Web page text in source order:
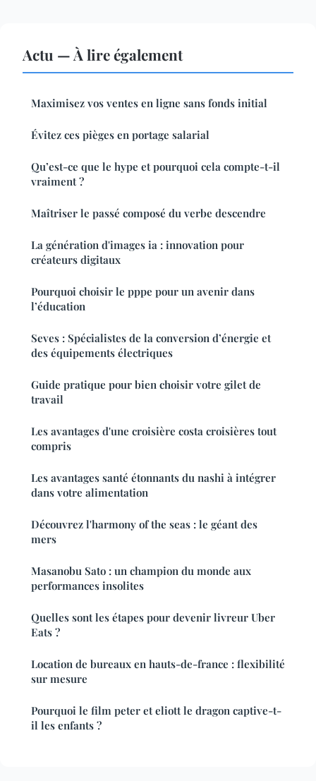
Actu — À lire également
Maximisez vos ventes en ligne sans fonds initial
Évitez ces pièges en portage salarial
Qu’est-ce que le hype et pourquoi cela compte-t-il
vraiment ?
Maîtriser le passé composé du verbe descendre
La génération d'images ia : innovation pour
créateurs digitaux
Pourquoi choisir le pppe pour un avenir dans
l’éducation
Seves : Spécialistes de la conversion d’énergie et
des équipements électriques
Guide pratique pour bien choisir votre gilet de
travail
Les avantages d'une croisière costa croisières tout
compris
Les avantages santé étonnants du nashi à intégrer
dans votre alimentation
Découvrez l'harmony of the seas : le géant des
mers
Masanobu Sato : un champion du monde aux
performances insolites
Quelles sont les étapes pour devenir livreur Uber
Eats ?
Location de bureaux en hauts-de-france : flexibilité
sur mesure
Pourquoi le film peter et eliott le dragon captive-t-
il les enfants ?